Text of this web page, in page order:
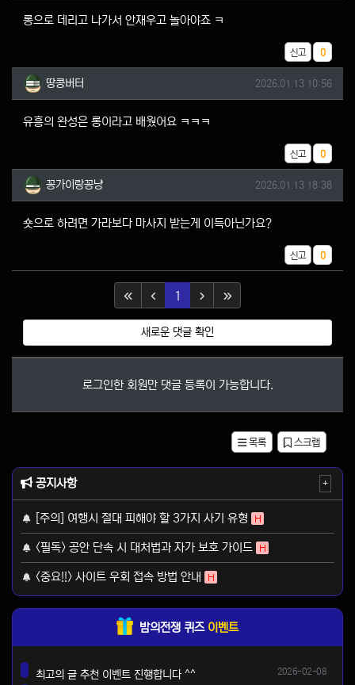
롱으로 데리고 나가서 안재우고 놀아야죠 ㅋ
신고 추천
0
땅콩버터님의 댓글
땅콩버터 작성일
2026.01.13 10:56
유흥의 완성은 롱이라고 배웠어요 ㅋㅋㅋ
신고 추천
0
꽁가이랑꽁냥님의 댓글
꽁가이랑꽁냥 작성일
2026.01.13 18:38
숏으로 하려면 가라보다 마사지 받는게 이득아닌가요?
신고 추천
0
1 (current)
새로운 댓글 확인
로그인한 회원만 댓글 등록이 가능합니다.
목록 스크랩
공지사항 +
[주의] 여행시 절대 피해야 할 3가지 사기 유형 H
<필독> 공안 단속 시 대처법과 자가 보호 가이드 H
<중요!!> 사이트 우회 접속 방법 안내 H
밤의전쟁 퀴즈 이벤트
등록일
2026-02-08
최고의 글 추천 이벤트 진행합니다 ^^